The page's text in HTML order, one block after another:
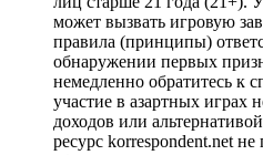
может вызвать игровую
правила (принципы)
обнаружении первых
немедленно обратитесь к
участие в азартных играх
доходов или
ресурс korrespondent.net